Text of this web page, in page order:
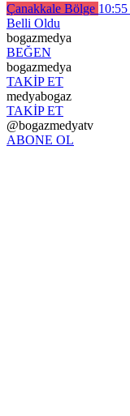
Çanakkale Bölge 10:55
Belli Oldu
bogazmedya
BEĞEN
bogazmedya
TAKİP ET
medyabogaz
TAKİP ET
@bogazmedyatv
ABONE OL